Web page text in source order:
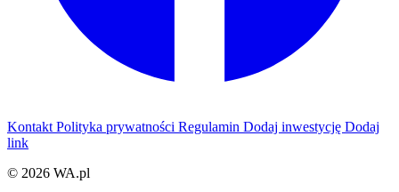
Kontakt Polityka prywatności Regulamin Dodaj inwestycję Dodaj
link
© 2026 WA.pl